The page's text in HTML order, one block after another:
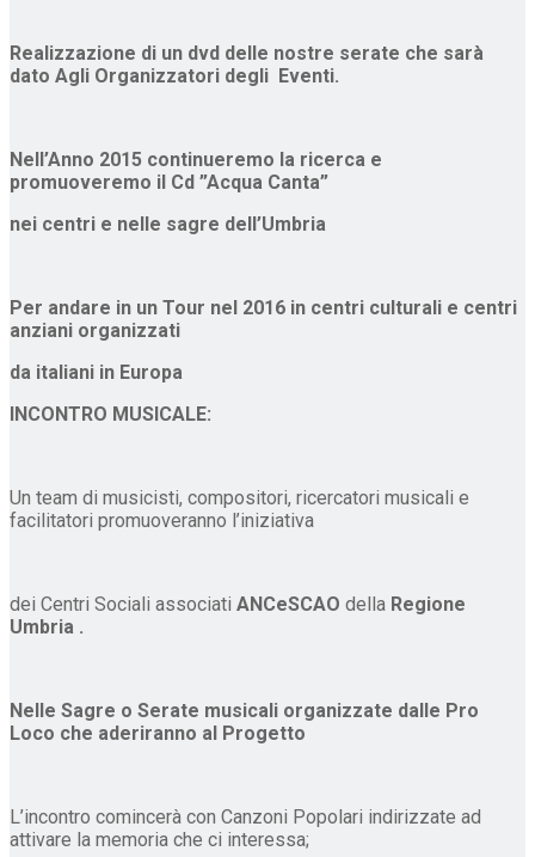
Realizzazione di un dvd delle nostre serate che sarà
dato Agli Organizzatori degli Eventi.
Nell’Anno 2015 continueremo la ricerca e
promuoveremo il Cd ”Acqua Canta”
nei centri e nelle sagre dell’Umbria
Per andare in un Tour nel 2016 in centri culturali e centri
anziani organizzati
da italiani in Europa
INCONTRO MUSICALE:
Un team di musicisti, compositori, ricercatori musicali e
facilitatori promuoveranno l’iniziativa
dei Centri Sociali associati ANCeSCAO della Regione
Umbria .
Nelle Sagre o Serate musicali organizzate dalle Pro
Loco che aderiranno al Progetto
L’incontro comincerà con Canzoni Popolari indirizzate ad
attivare la memoria che ci interessa;